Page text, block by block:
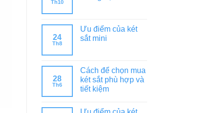
Th10
24
Th8
Ưu điểm của két
sắt mini
28
Th6
Cách để chọn mua
két sắt phù hợp và
tiết kiệm